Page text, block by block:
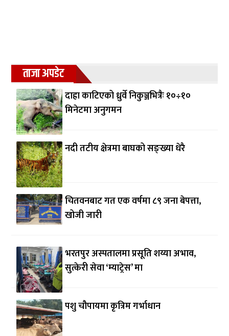
ताजा अपडेट
दाह्रा काटिएको ध्रुर्वे निकुञ्जभित्रैः १०÷१०
मिनेटमा अनुगमन
नदी तटीय क्षेत्रमा बाघको सङ्ख्या धेरै
चितवनबाट गत एक वर्षमा ८९ जना बेपत्ता,
खोजी जारी
भरतपुर अस्पतालमा प्रसूति शय्या अभाव,
सुत्केरी सेवा ‘म्याट्रेस’ मा
पशु चौपायमा कृत्रिम गर्भाधान